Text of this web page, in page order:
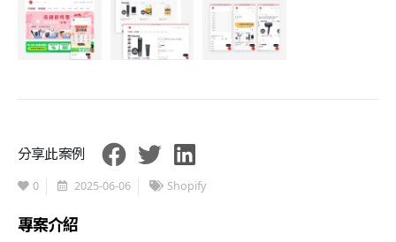
分享此案例
0 2025-06-06 Shopify
專案介紹